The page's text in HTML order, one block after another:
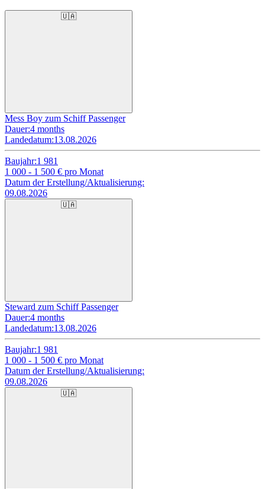
🇺🇦
Mess Boy zum Schiff Passenger
Dauer:4 months
Landedatum:13.08.2026
Baujahr:1 981
1 000 - 1 500 € pro Monat
Datum der Erstellung/Aktualisierung:
09.08.2026
🇺🇦
Steward zum Schiff Passenger
Dauer:4 months
Landedatum:13.08.2026
Baujahr:1 981
1 000 - 1 500 € pro Monat
Datum der Erstellung/Aktualisierung:
09.08.2026
🇺🇦